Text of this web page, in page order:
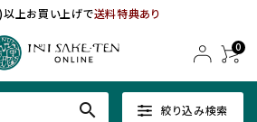
上お買い上げで送料特典あり
0
絞り込み検索
search